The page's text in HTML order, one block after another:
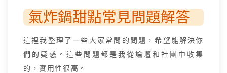
氣炸鍋甜點常見問題解答
這裡我整理了一些大家常問的問題，希望能解決你
們的疑惑。這些問題都是我從論壇和社團中收集
的，實用性很高。